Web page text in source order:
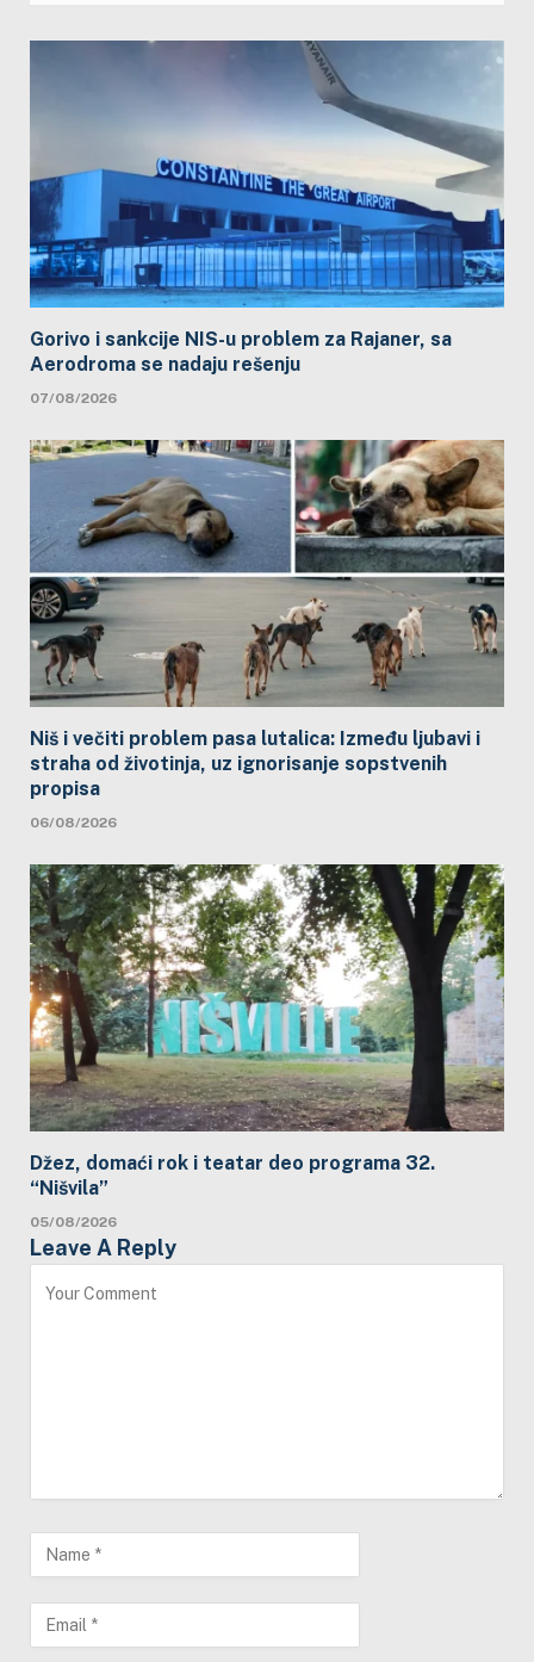
Gorivo i sankcije NIS-u problem za Rajaner, sa
Aerodroma se nadaju rešenju
07/08/2026
Niš i večiti problem pasa lutalica: Između ljubavi i
straha od životinja, uz ignorisanje sopstvenih
propisa
06/08/2026
Džez, domaći rok i teatar deo programa 32.
“Nišvila”
05/08/2026
Leave A Reply